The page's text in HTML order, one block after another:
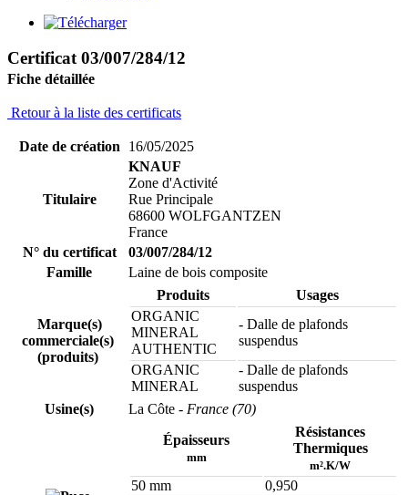
Certificat 03/007/284/12
Fiche détaillée
Retour à la liste des certificats
Date de création 16/05/2025
Titulaire
KNAUF
Zone d'Activité
Rue Principale
68600 WOLFGANTZEN
France
N° du certificat
03/007/284/12
Famille
Laine de bois composite
Marque(s)
commerciale(s)
(produits)
Produits
Usages
ORGANIC
MINERAL
AUTHENTIC
- Dalle de plafonds
suspendus
ORGANIC
MINERAL
- Dalle de plafonds
suspendus
Usine(s)
La Côte - France (70)
Épaisseurs
mm
Résistances
Thermiques
m².K/W
50 mm
0,950